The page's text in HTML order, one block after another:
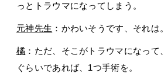
っとトラウマになってしまう。
元神先生 ：かわいそうです、それは。
橘 ：ただ、そこがトラウマになって
ぐらいであれば、1つ手術を。